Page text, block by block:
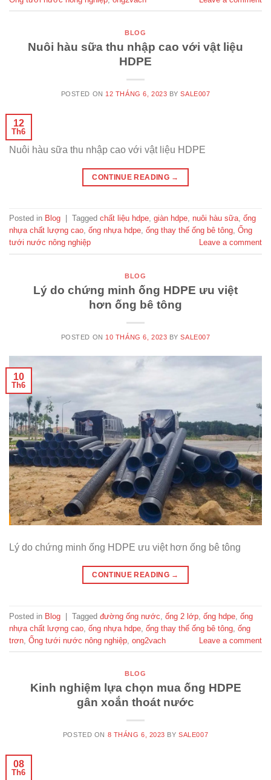
BLOG
Nuôi hàu sữa thu nhập cao với vật liệu
HDPE
POSTED ON 12 THÁNG 6, 2023 BYSALE007
12
Th6
Nuôi hàu sữa thu nhập cao với vật liệu HDPE
CONTINUE READING →
Posted in Blog Tagged chất liệu hdpe, giàn hdpe, nuôi hàu sữa, ống
nhựa chất lượng cao, ống nhựa hdpe, ống thay thế ống bê tông, Ống
tưới nước nông nghiệp
Leave a comment
BLOG
Lý do chứng minh ống HDPE ưu việt
hơn ống bê tông
POSTED ON 10 THÁNG 6, 2023 BYSALE007
10
Th6
Lý do chứng minh ống HDPE ưu việt hơn ống bê tông
CONTINUE READING →
Posted in Blog | Tagged đường ống nước ống 2 lớp ống hdpe ống
nhựa chất lượng cao ống nhựa hdpe ống thay thế ống bê tông ống
trơn Ống tưới nước nông nghiệp ong2vach Leave a comment
BLOG
Kinh nghiệm lựa chọn mua ống HDPE
gân xoắn thoát nước
POSTED ON 8 THÁNG 6, 2023 BYSALE007
08
Th6